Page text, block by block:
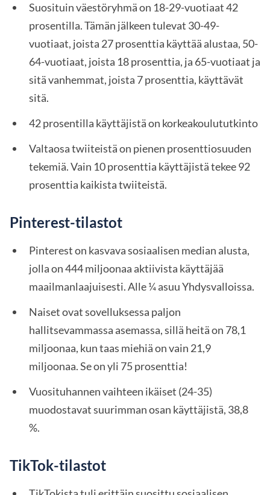
Suosituin väestöryhmä on 18-29-vuotiaat 42
prosentilla. Tämän jälkeen tulevat 30-49-
vuotiaat, joista 27 prosenttia käyttää alustaa, 50-
64-vuotiaat, joista 18 prosenttia, ja 65-vuotiaat ja
sitä vanhemmat, joista 7 prosenttia, käyttävät
sitä.
42 prosentilla käyttäjistä on korkeakoulututkinto
Valtaosa twiiteistä on pienen prosenttiosuuden
tekemiä. Vain 10 prosenttia käyttäjistä tekee 92
prosenttia kaikista twiiteistä.
Pinterest-tilastot
Pinterest on kasvava sosiaalisen median alusta,
jolla on 444 miljoonaa aktiivista käyttäjää
maailmanlaajuisesti. Alle ¼ asuu Yhdysvalloissa.
Naiset ovat sovelluksessa paljon
hallitsevammassa asemassa, sillä heitä on 78,1
miljoonaa, kun taas miehiä on vain 21,9
miljoonaa. Se on yli 75 prosenttia!
Vuosituhannen vaihteen ikäiset (24-35)
muodostavat suurimman osan käyttäjistä, 38,8
%.
TikTok-tilastot